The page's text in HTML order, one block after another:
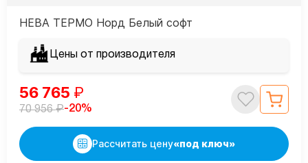
НЕВА ТЕРМО Норд Белый софт
Цены от производителя
56 765 ₽
70 956₽-20%
Рассчитать цену«под ключ»